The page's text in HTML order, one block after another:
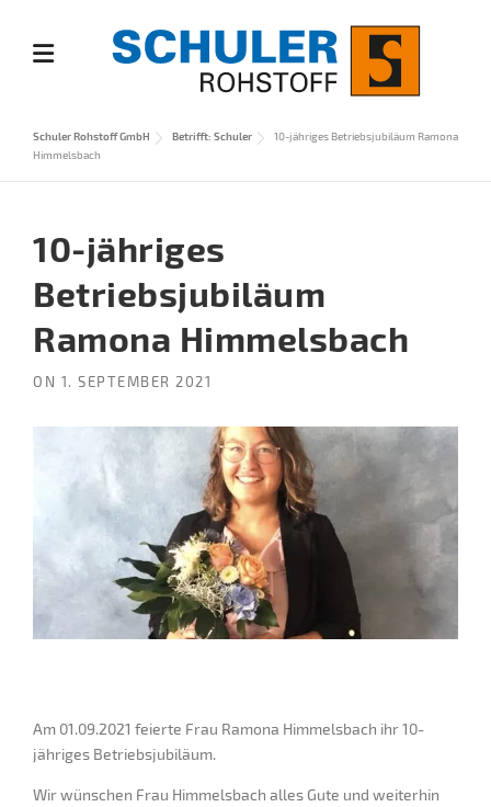
content
Schuler Rohstoff GmbH Betrifft: Schuler
10-jähriges Betriebsjubiläum Ramona
Himmelsbach
10-jähriges
Betriebsjubiläum
Ramona Himmelsbach
ON 1. SEPTEMBER 2021
Am 01.09.2021 feierte Frau Ramona Himmelsbach ihr 10-
jähriges Betriebsjubiläum.
Wir wünschen Frau Himmelsbach alles Gute und weiterhin